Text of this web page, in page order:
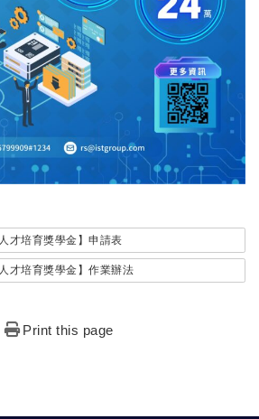
才培育獎學金】申請表
才培育獎學金】作業辦法
Print this page